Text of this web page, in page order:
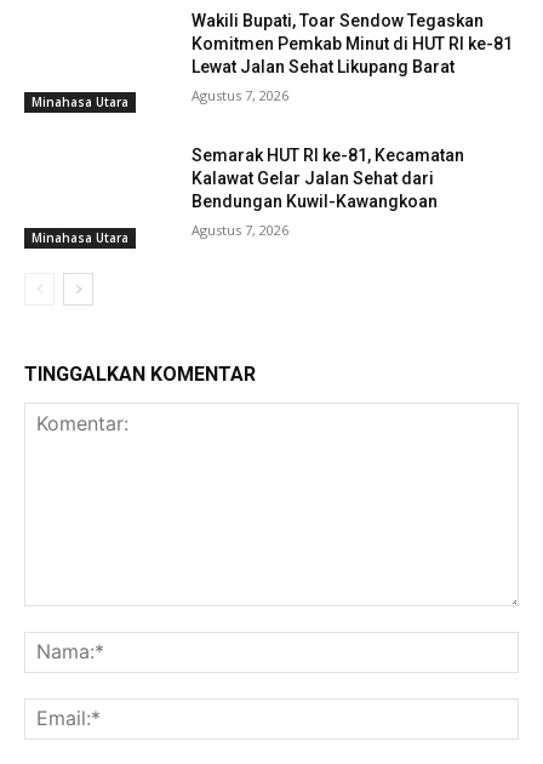
Minahasa Utara
Wakili Bupati, Toar Sendow Tegaskan
Komitmen Pemkab Minut di HUT RI ke-81
Lewat Jalan Sehat Likupang Barat
Agustus 7, 2026
Minahasa Utara
Semarak HUT RI ke-81, Kecamatan
Kalawat Gelar Jalan Sehat dari
Bendungan Kuwil-Kawangkoan
Agustus 7, 2026
TINGGALKAN KOMENTAR